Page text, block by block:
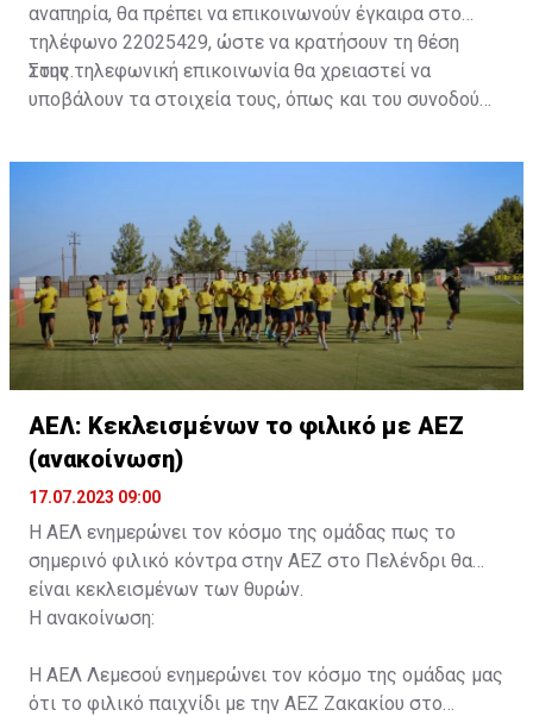
αναπηρία, θα πρέπει να επικοινωνούν έγκαιρα στο
τηλέφωνο 22025429, ώστε να κρατήσουν τη θέση
τους.
Στην τηλεφωνική επικοινωνία θα χρειαστεί να
υποβάλουν τα στοιχεία τους, όπως και του συνοδού
ονοματεπώνυμο, αριθμός πινακίδας αυτοκινήτου,
ΑΕΛ: Κεκλεισμένων το φιλικό με ΑΕΖ
(ανακοίνωση)
17.07.2023 09:00
Η ΑΕΛ ενημερώνει τον κόσμο της ομάδας πως το
σημερινό φιλικό κόντρα στην ΑΕΖ στο Πελένδρι θα
είναι κεκλεισμένων των θυρών.
Η ανακοίνωση:
Η ΑΕΛ Λεμεσού ενημερώνει τον κόσμο της ομάδας μας
ότι το φιλικό παιχνίδι με την ΑΕΖ Ζακακίου στο